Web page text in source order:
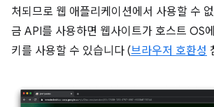
처되므로 웹 애플리케이션에서 사용할 수
금 API를 사용하면 웹사이트가 호스트 OS
키를 사용할 수 있습니다 (브라우저 호환성